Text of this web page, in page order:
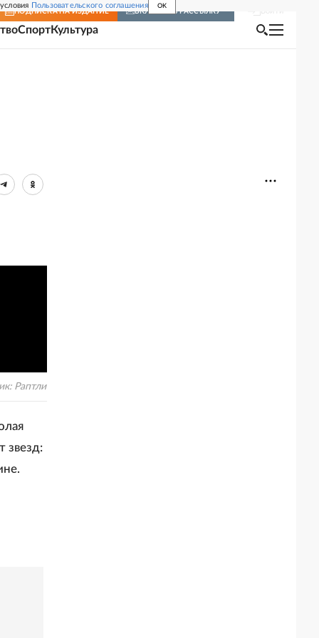
Пользовательского соглашения OK
ПОДПИСКА НА ИЗДАНИЕ ВКЛЮЧИТЬ РАССЫЛКУ
СпортКультура
Раптли
звезд: